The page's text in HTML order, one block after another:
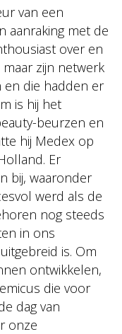
van een
aanraking met de
over en
zijn netwerk
en die hadden er
is hij het
beurzen en
hij Medex op
Er
bij, waaronder
werd als de
nog steeds
in ons
is. Om
ontwikkelen,
die voor
dag van
onze